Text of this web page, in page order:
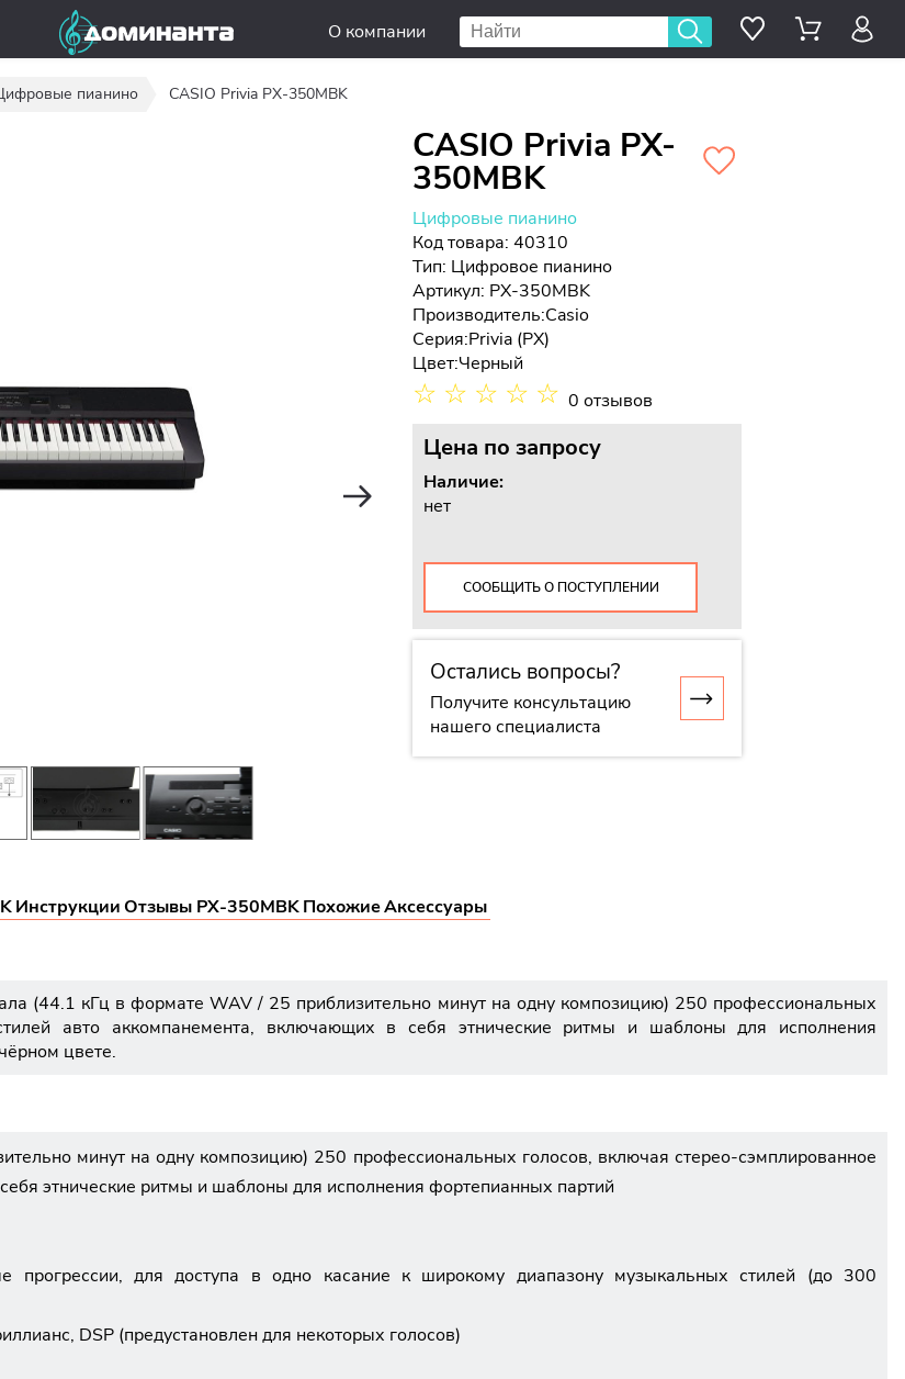
О компании
пианино CASIO Privia PX-350MBK
CASIO Privia PX-
350MBK
Цифровые пианино
Код товара: 40310
Тип: Цифровое пианино
Артикул: PX-350MBK
Производитель:Casio
Серия:Privia (PX)
Цвет:Черный
☆ ☆ ☆ ☆ ☆ 0 отзывов
Цена по запросу
Наличие:
нет
СООБЩИТЬ О ПОСТУПЛЕНИИ
Остались вопросы?
Получите консультацию
нашего специалиста
ИнструкцииОтзывы PX-350MBKПохожиеАксессуары
(44.1 кГц в формате WAV / 25 приблизительно минут на одну композицию) 250 профессиональных
авто аккомпанемента, включающих в себя этнические ритмы и шаблоны для исполнения
цвете.
минут на одну композицию) 250 профессиональных голосов, включая стерео-сэмплированное
этнические ритмы и шаблоны для исполнения фортепианных партий
прогрессии, для доступа в одно касание к широкому диапазону музыкальных стилей (до 300
DSP (предустановлен для некоторых голосов)